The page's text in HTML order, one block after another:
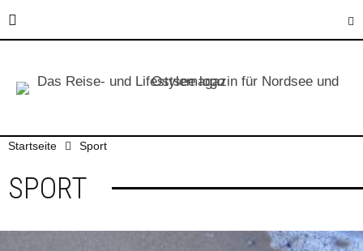
Startseite Sport
SPORT